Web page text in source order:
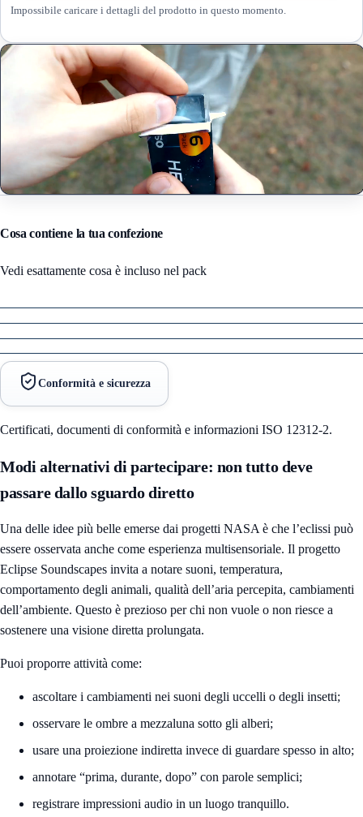
Impossibile caricare i dettagli del prodotto in questo momento.
Cosa contiene la tua confezione
Vedi esattamente cosa è incluso nel pack
Conformità e sicurezza
Certificati, documenti di conformità e informazioni ISO 12312-2.
Modi alternativi di partecipare: non tutto deve
passare dallo sguardo diretto
Una delle idee più belle emerse dai progetti NASA è che l’eclissi può
essere osservata anche come esperienza multisensoriale. Il progetto
Eclipse Soundscapes invita a notare suoni, temperatura,
comportamento degli animali, qualità dell’aria percepita, cambiamenti
dell’ambiente. Questo è prezioso per chi non vuole o non riesce a
sostenere una visione diretta prolungata.
Puoi proporre attività come:
ascoltare i cambiamenti nei suoni degli uccelli o degli insetti;
osservare le ombre a mezzaluna sotto gli alberi;
usare una proiezione indiretta invece di guardare spesso in alto;
annotare “prima, durante, dopo” con parole semplici;
registrare impressioni audio in un luogo tranquillo.